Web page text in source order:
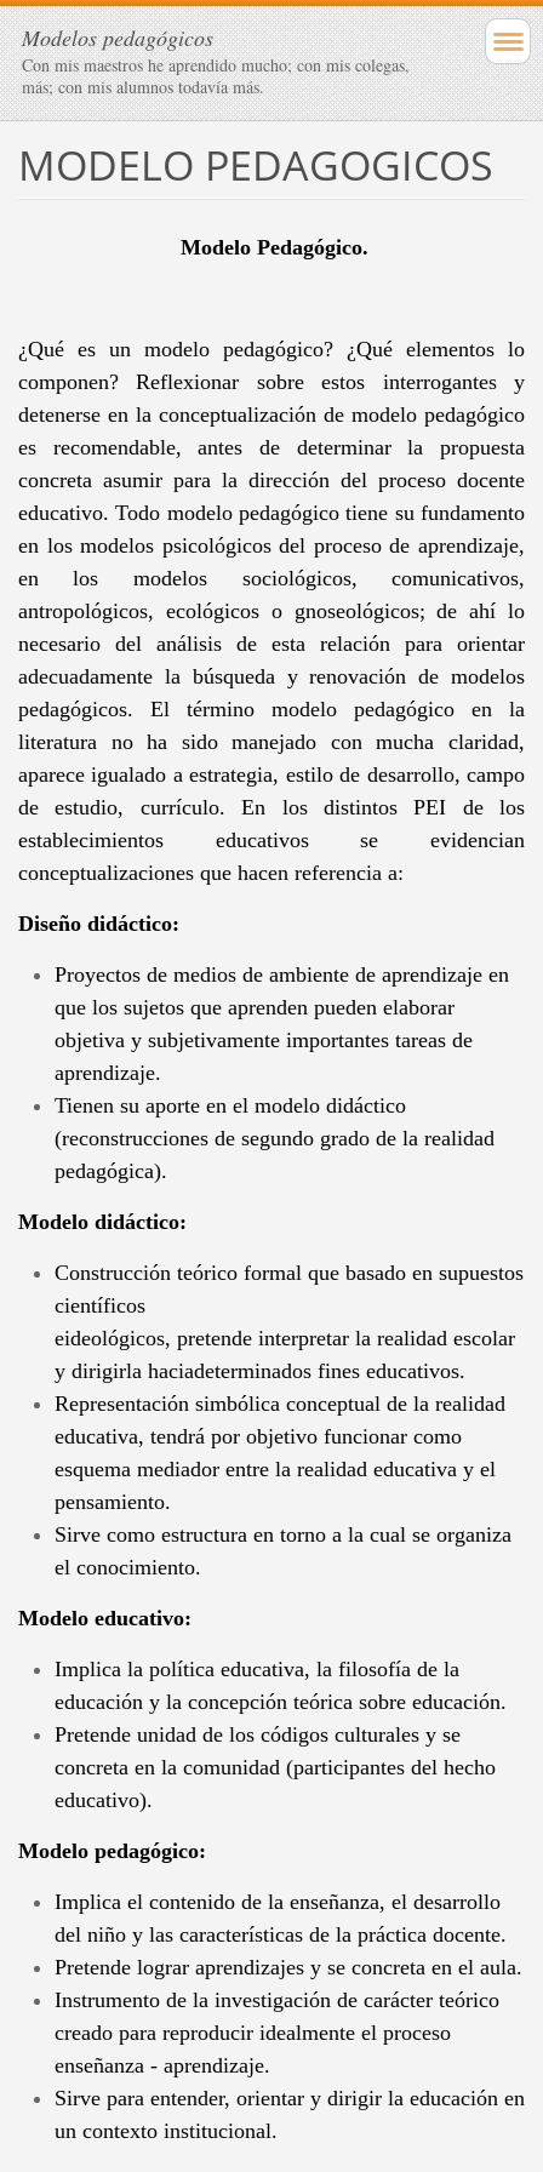
Modelos pedagógicos
Con mis maestros he aprendido mucho; con mis colegas,
más; con mis alumnos todavía más.
MODELO PEDAGOGICOS
Modelo Pedagógico.
¿Qué es un modelo pedagógico? ¿Qué elementos lo
componen? Reflexionar sobre estos interrogantes y
detenerse en la conceptualización de modelo pedagógico
es recomendable, antes de determinar la propuesta
concreta asumir para la dirección del proceso docente
educativo. Todo modelo pedagógico tiene su fundamento
en los modelos psicológicos del proceso de aprendizaje,
en los modelos sociológicos, comunicativos,
antropológicos, ecológicos o gnoseológicos; de ahí lo
necesario del análisis de esta relación para orientar
adecuadamente la búsqueda y renovación de modelos
pedagógicos. El término modelo pedagógico en la
literatura no ha sido manejado con mucha claridad,
aparece igualado a estrategia, estilo de desarrollo, campo
de estudio, currículo. En los distintos PEI de los
establecimientos educativos se evidencian
conceptualizaciones que hacen referencia a:
Diseño didáctico:
Proyectos de medios de ambiente de aprendizaje en
que los sujetos que aprenden pueden elaborar
objetiva y subjetivamente importantes tareas de
aprendizaje.
Tienen su aporte en el modelo didáctico
(reconstrucciones de segundo grado de la realidad
pedagógica).
Modelo didáctico:
Construcción teórico formal que basado en supuestos
científicos
eideológicos, pretende interpretar la realidad escolar
y dirigirla haciadeterminados fines educativos.
Representación simbólica conceptual de la realidad
educativa, tendrá por objetivo funcionar como
esquema mediador entre la realidad educativa y el
pensamiento.
Sirve como estructura en torno a la cual se organiza
el conocimiento.
Modelo educativo:
Implica la política educativa, la filosofía de la
educación y la concepción teórica sobre educación.
Pretende unidad de los códigos culturales y se
concreta en la comunidad (participantes del hecho
educativo).
Modelo pedagógico:
Implica el contenido de la enseñanza, el desarrollo
del niño y las características de la práctica docente.
Pretende lograr aprendizajes y se concreta en el aula.
Instrumento de la investigación de carácter teórico
creado para reproducir idealmente el proceso
enseñanza - aprendizaje.
Sirve para entender, orientar y dirigir la educación en
un contexto institucional.